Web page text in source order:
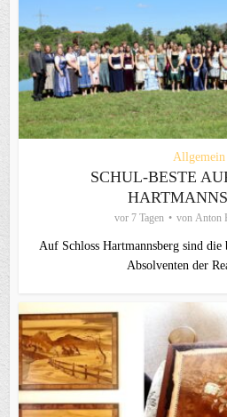
Allgemein
SCHUL-BESTE
vor 7 Tagen von Anton
Auf Schloss Hartmannsberg sind die
Absolventen der